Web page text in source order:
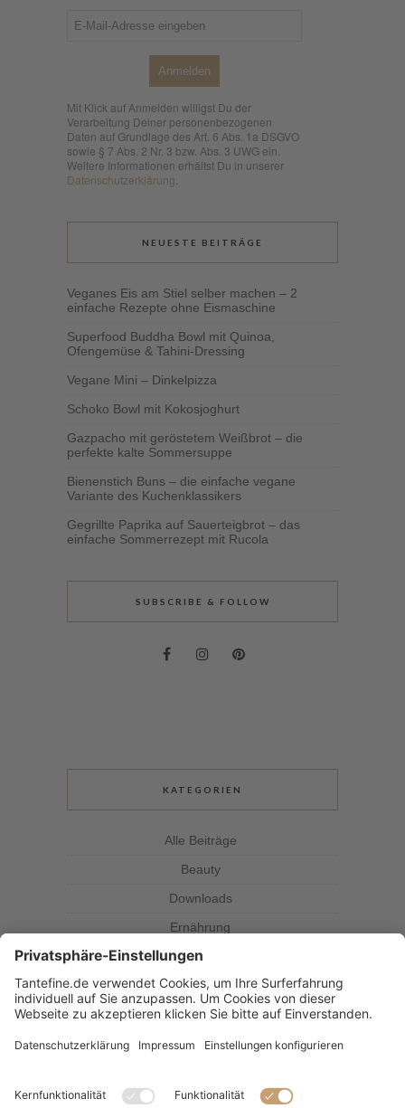
Anmelden
Mit Klick auf Anmelden willigst Du der
Verarbeitung Deiner personenbezogenen
Daten auf Grundlage des Art. 6 Abs. 1a DSGVO
sowie § 7 Abs. 2 Nr. 3 bzw. Abs. 3 UWG ein.
Weitere Informationen erhältst Du in unserer
Datenschutzerklärung
NEUESTE BEITRÄGE
Veganes Eis am Stiel selber machen – 2
einfache Rezepte ohne Eismaschine
Superfood Buddha Bowl mit Quinoa,
Ofengemüse & Tahini-Dressing
Vegane Mini – Dinkelpizza
Schoko Bowl mit Kokosjoghurt
Gazpacho mit geröstetem Weißbrot – die
perfekte kalte Sommersuppe
Bienenstich Buns – die einfache vegane
Variante des Kuchenklassikers
Gegrillte Paprika auf Sauerteigbrot – das
einfache Sommerrezept mit Rucola
SUBSCRIBE & FOLLOW
KATEGORIEN
Alle Beiträge
Beauty
Downloads
Ernährung
Kolumne
Kräuterkunde
Magazin
Rezepte